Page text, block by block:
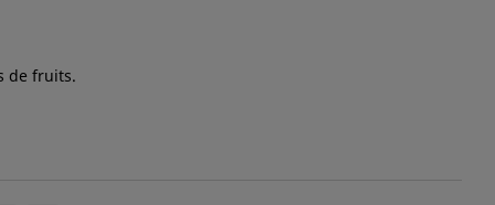
de fruits.